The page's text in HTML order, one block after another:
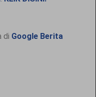
di Google Berita